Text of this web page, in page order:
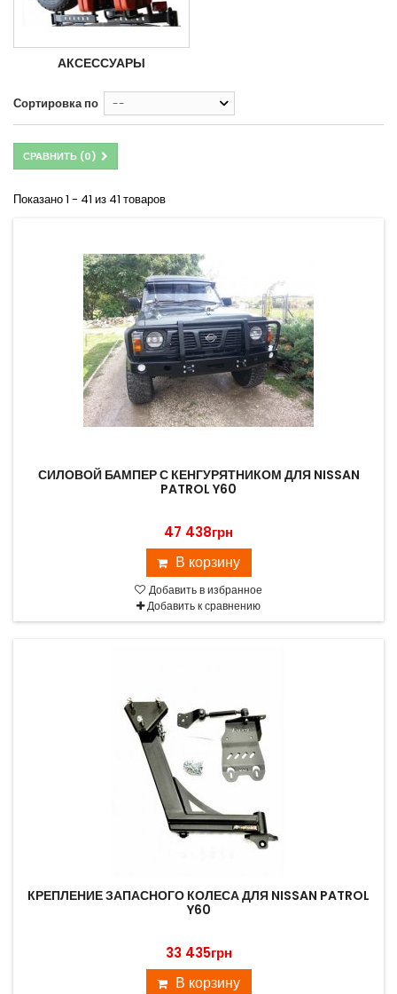
АКСЕССУАРЫ
Сортировка по --
СРАВНИТЬ (0)
Показано 1 - 41 из 41 товаров
СИЛОВОЙ БАМПЕР С КЕНГУРЯТНИКОМ ДЛЯ NISSAN
PATROL Y60
47 438грн
В корзину
Добавить в избранное
Добавить к сравнению
КРЕПЛЕНИЕ ЗАПАСНОГО КОЛЕСА ДЛЯ NISSAN PATROL
Y60
33 435грн
В корзину